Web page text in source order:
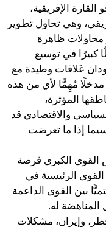
الإفريقية،
وهي تحاول تطوير
ظاهرة
كبيرًا في توسيع
عَلاقات وطيدة مع
مدخلًا مُهِمًّا لأي من هذه
المؤثرة،
والاقتصادي قد
سيما إذا ما تعرضت
القوى الكبرى فرصة
الرئيسية في
بين القوى الداعمة
المناهضة له.
وإيران، مشكلات